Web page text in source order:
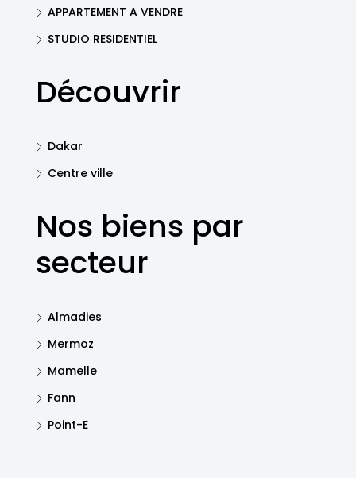
APPARTEMENT A VENDRE
STUDIO RESIDENTIEL
Découvrir
Dakar
Centre ville
Nos biens par
secteur
Almadies
Mermoz
Mamelle
Fann
Point-E